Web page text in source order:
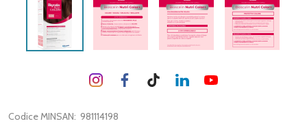
Codice MINSAN: 981114198